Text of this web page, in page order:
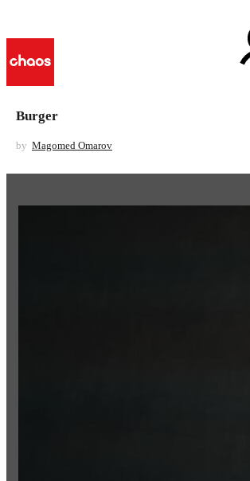
Burger
by Magomed Omarov